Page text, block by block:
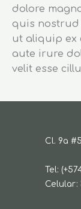
dolore
quis nostrud
ut aliquip ex
aute irure
velit esse
Cl. 9a
Tel:
Celular: